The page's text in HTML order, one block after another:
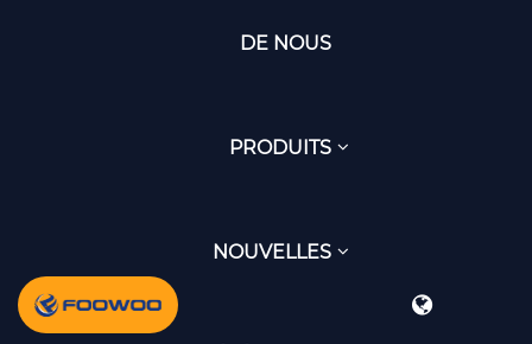
DE NOUS
PRODUITS
NOUVELLES